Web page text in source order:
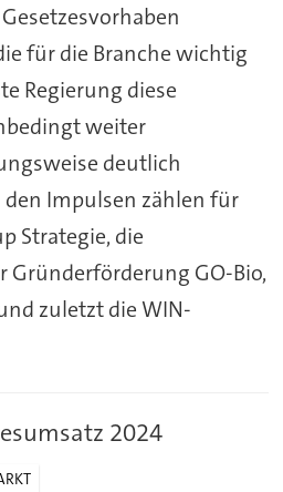
für die Branche wichtig
Regierung diese
weiter
deutlich
den Impulsen zählen für
Strategie, die
Gründerförderung GO-Bio,
zuletzt die WIN-
2024